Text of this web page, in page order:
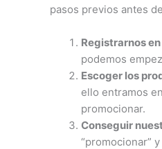
pasos previos antes
Registrarnos
podemos
Escoger los
ello entramos
promocionar.
Conseguir
“promocionar”